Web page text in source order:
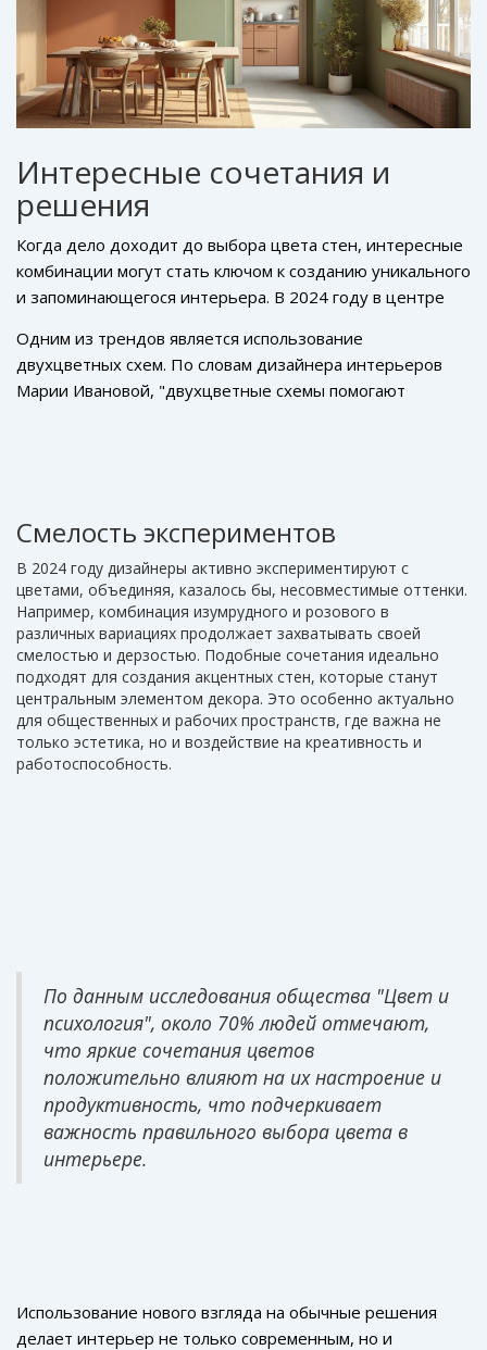
цветовые решения и дополнять ими ваш интерьер.
Интересные сочетания и
решения
Когда дело доходит до выбора цвета стен, интересные
комбинации могут стать ключом к созданию уникального
и запоминающегося интерьера. В 2024 году в центре
гармоничные сочетания оттенков. Например,
использованиеглубокого синегов тандеме с теплыми
оттенками дерева может создать атмосферу
Одним из трендов является использование
двухцветных схем. По словам дизайнера интерьеров
Марии Ивановой, "двухцветные схемы помогают
оттенками, такими как лавандовый или терракотовый.
Эти цвета не только визуально расширяют
пространство, но и придают помещению глубину и
сложность.
Смелость экспериментов
В 2024 году дизайнеры активно экспериментируют с
цветами, объединяя, казалось бы, несовместимые оттенки.
Например, комбинация изумрудного и розового в
различных вариациях продолжает захватывать своей
смелостью и дерзостью. Подобные сочетания идеально
подходят для создания акцентных стен, которые станут
центральным элементом декора. Это особенно актуально
для общественных и рабочих пространств, где важна не
только эстетика, но и воздействие на креативность и
работоспособность.
По данным исследования общества "Цвет и
психология", около 70% людей отмечают,
что яркие сочетания цветов
положительно влияют на их настроение и
продуктивность, что подчеркивает
важность правильного выбора цвета в
интерьере.
Использование нового взгляда на обычные решения
делает интерьер не только современным, но и